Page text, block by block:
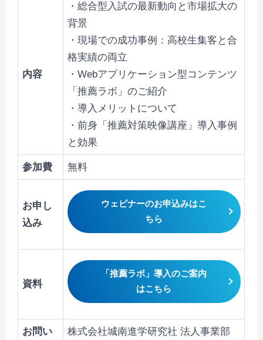
内容
・総合型入試の最新動向と市場拡大の
背景
・現場での成功事例：高校生集客と合
格実績の両立
・Webアプリケーション型コンテンツ
「推薦ラボ」のご紹介
・導入メリットについて
・前身「推薦対策映像講座」導入事例
と効果
参加費 無料
お申し
込み
ウェビナーのお申込みはこ
ちら
資料
「推薦ラボ」導入のご案内
はこちら
お問い
株式会社城南進学研究社 法人事業部